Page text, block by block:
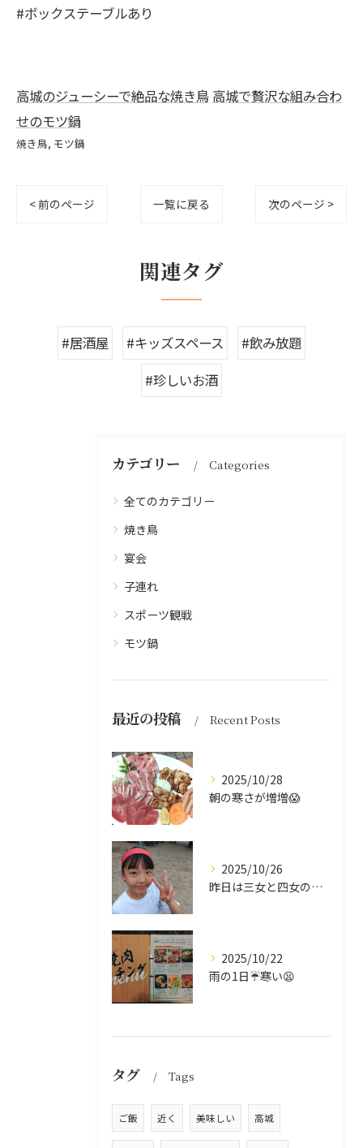
#ボックステーブルあり
高城のジューシーで絶品な焼き鳥 高城で贅沢な組み合わ
せのモツ鍋
焼き鳥 モツ鍋
< 前のページ 一覧に戻る 次のページ >
関連タグ
#居酒屋 #キッズスペース
#飲み放題
#珍しいお酒
カテゴリー Categories
全てのカテゴリー
焼き鳥
宴会
子連れ
スポーツ観戦
モツ鍋
最近の投稿 Recent Posts
2025/10/28
朝の寒さが増増😱
2025/10/26
昨日は三女と四女の運動会🥰
2025/10/22
雨の1日☔寒い😫
タグ Tags
ご飯 近く 美味しい 高城